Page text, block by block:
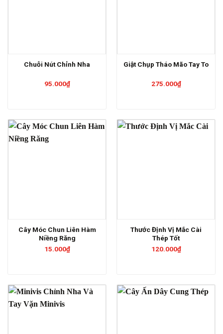
Chuỗi Nút Chỉnh Nha
95.000₫
Giật Chụp Tháo Mão Tay To
275.000₫
Cây Móc Chun Liên Hàm
Niềng Răng
15.000₫
Thước Định Vị Mắc Cài
Thép Tốt
120.000₫